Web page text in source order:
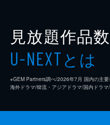
見放題作品数
U-NEXTとは
※GEM Partners調べ/2026年7⽉ 国内の主
海外ドラマ/韓流・アジアドラマ/国内ドラマ